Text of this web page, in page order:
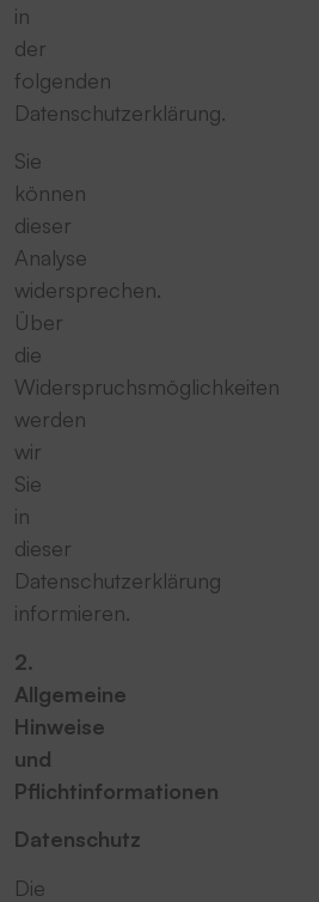
in
der
folgenden
Datenschutzerklärung.
Sie
können
dieser
Analyse
widersprechen.
Über
die
Widerspruchsmöglichkeiten
werden
wir
Sie
in
dieser
Datenschutzerklärung
informieren.
2.
Allgemeine
Hinweise
und
Pflichtinformationen
Datenschutz
Die